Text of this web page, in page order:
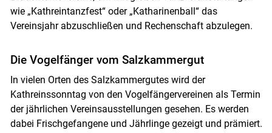
wie „Kathreintanzfest“ oder „Katharinenball“ das
Vereinsjahr abzuschließen und Rechenschaft abzulegen.
Die Vogelfänger vom Salzkammergut
In vielen Orten des Salzkammergutes wird der
Kathreinssonntag von den Vogelfängervereinen als Termin
der jährlichen Vereinsausstellungen gesehen. Es werden
dabei Frischgefangene und Jährlinge gezeigt und prämiert.